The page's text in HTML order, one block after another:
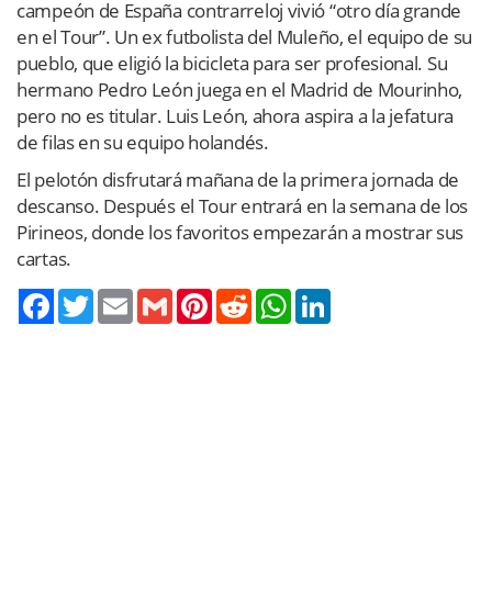
campeón de España contrarreloj vivió “otro día grande
en el Tour”. Un ex futbolista del Muleño, el equipo de su
pueblo, que eligió la bicicleta para ser profesional. Su
hermano Pedro León juega en el Madrid de Mourinho,
pero no es titular. Luis León, ahora aspira a la jefatura
de filas en su equipo holandés.
El pelotón disfrutará mañana de la primera jornada de
descanso. Después el Tour entrará en la semana de los
Pirineos, donde los favoritos empezarán a mostrar sus
cartas.
TwitterEmail Gmail PinterestReddit WhatsApp